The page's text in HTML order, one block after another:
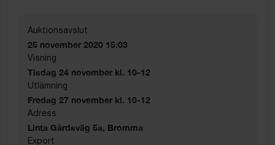
Auktionsavslut
25 november 2020 15:03
Visning
Tisdag 24 november kl. 10-12
Utlämning
Fredag 27 november kl. 10-12
Adress
Linta Gårdsväg 5a, Bromma
Export